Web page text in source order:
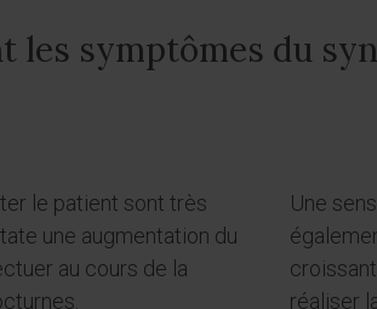
les symptômes du
le patient sont très
une augmentation du
au cours de la
Une
réaliser